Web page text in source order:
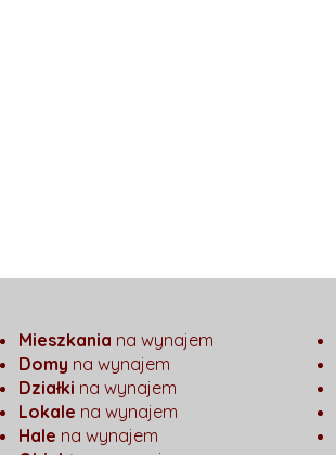
Mieszkania na wynajem
Domy na wynajem
Działki na wynajem
Lokale na wynajem
Hale na wynajem